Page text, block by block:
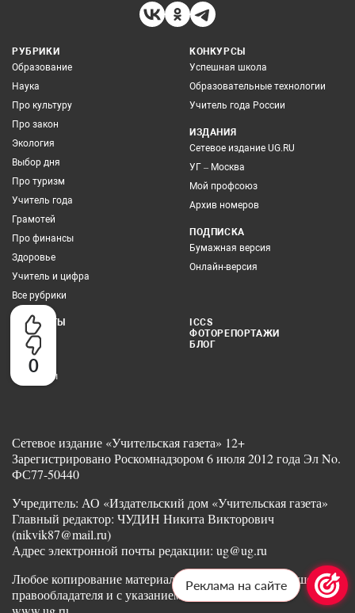
0
РУБРИКИ
Образование
Наука
Про культуру
Про закон
Экология
Выбор дня
Про туризм
Учитель года
Грамотей
Про финансы
Здоровье
Учитель и цифра
Все рубрики
КОНКУРСЫ
Успешная школа
Образовательные технологии
Учитель года России
ИЗДАНИЯ
Сетевое издание UG.RU
УГ – Москва
Мой профсоюз
Архив номеров
ПОДПИСКА
Бумажная версия
Онлайн-версия
КОНТАКТЫ
Редакция
Реклама
Партнеры
ICCS
ФОТОРЕПОРТАЖИ
БЛОГ
Сетевое издание «Учительская газета» 12+
Зарегистрировано Роскомнадзором 6 июля 2012 года Эл No.
ФС77-50440
Учредитель: АО «Издательский дом «Учительская газета»
Главный редактор: ЧУДИН Никита Викторович
(nikvik87@mail.ru)
Адрес электронной почты редакции: ug@ug.ru
Любое копирование материалов допускается с разрешения
правообладателя и с указанием ссылки на издание
Реклама на сайте